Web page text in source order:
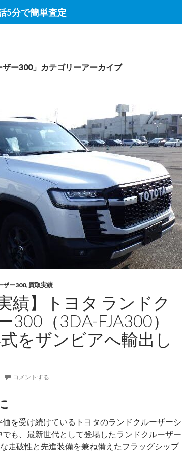
5分で簡単査定
ザー300」カテゴリーアーカイブ
ザー300, 買取実績
績】トヨタ ランドク
300（3DA-FJA300）
をザンビアへ輸出し
コメントする
を受け続けているトヨタのランドクルーザーシ
でも、最新世代として登場したランドクルーザー
走破性と先進装備を兼ね備えたフラッグシップ